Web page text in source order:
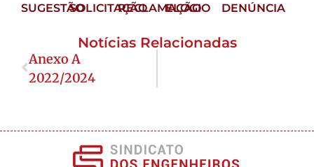
SUGESTÃOSOLICITAÇÃORECLAMAÇÃO
ELOGIO DENÚNCIA
Notícias Relacionadas
Anexo A
2022/2024